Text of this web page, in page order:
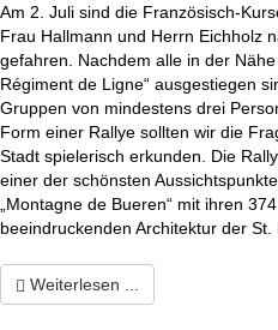
Am 2. Juli sind die Französisch-
Frau Hallmann und Herrn Eichholz
gefahren. Nachdem alle in der
Régiment de Ligne“ ausgestiegen
Gruppen von mindestens drei
Form einer Rallye sollten wir die
Stadt spielerisch erkunden. Die
einer der schönsten
„Montagne de Bueren“ mit ihren
beeindruckenden Architektur der St.
Weiterlesen ...